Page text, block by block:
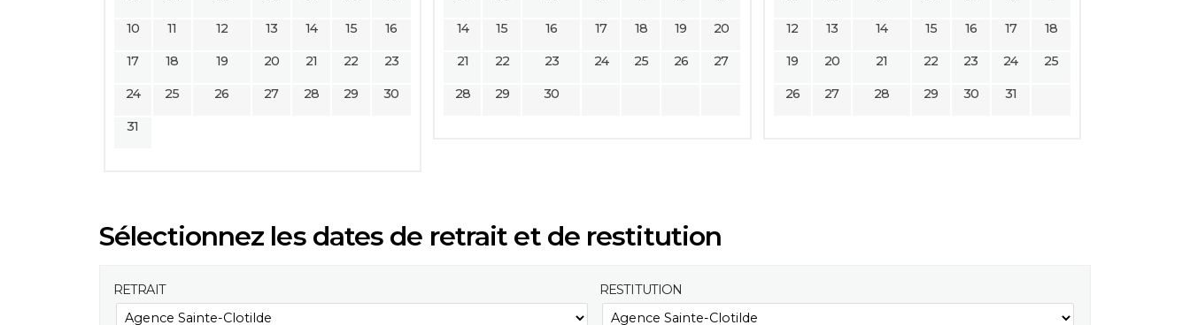
10 11 12 13 14 15 16
17 18 19 20 21 22 23
24 25 26 27 28 29 30
31
14 15 16 17 18 19 20
21 22 23 24 25 26 27
28 29 30
12 13 14 15 16 17 18
19 20 21 22 23 24 25
26 27 28 29 30 31
Sélectionnez les dates de retrait et de restitution
RETRAIT RESTITUTION